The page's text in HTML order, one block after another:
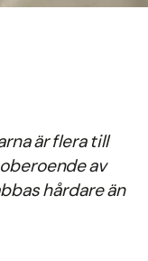
är flera till
av
hårdare än